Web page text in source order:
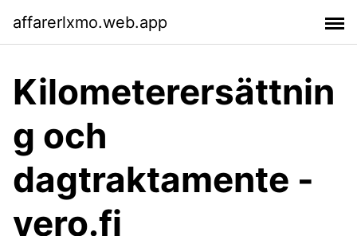
affarerlxmo.web.app
Kilometerersättnin
g och
dagtraktamente -
vero.fi